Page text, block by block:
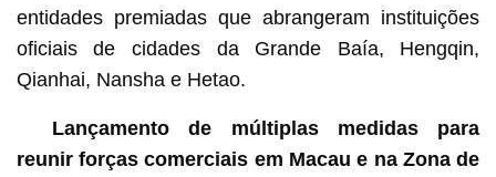
entidades premiadas que abrangeram instituições
oficiais de cidades da Grande Baía, Hengqin,
Qianhai, Nansha e Hetao.
Lançamento de múltiplas medidas para
reunir forças comerciais em Macau e na Zona de